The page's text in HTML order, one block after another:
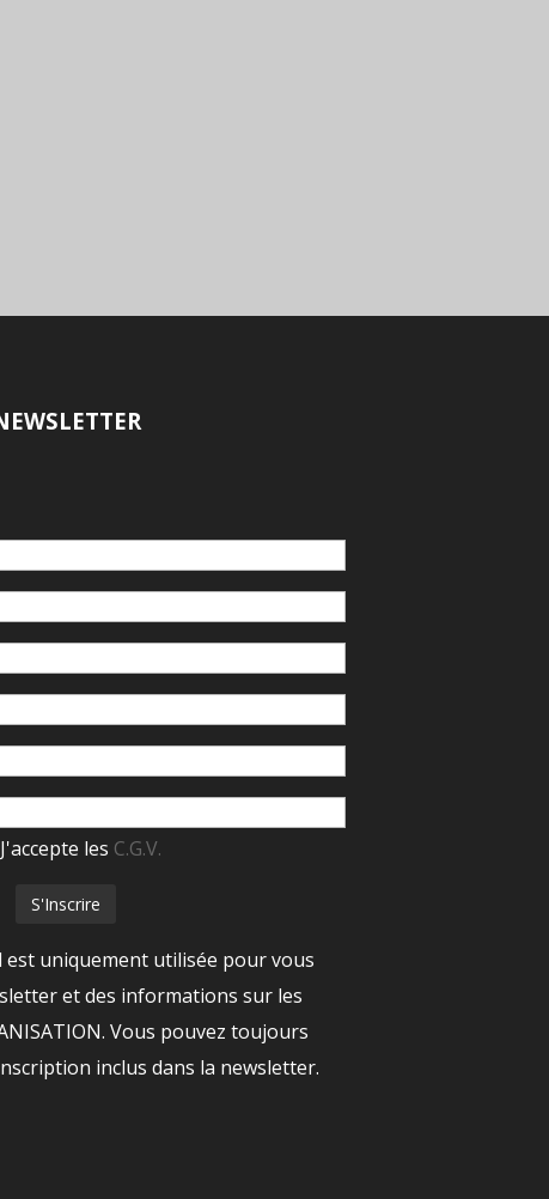
J'accepte les C.G.V.
est uniquement utilisée pour vous
et des informations sur les
Vous pouvez toujours
inclus dans la newsletter.